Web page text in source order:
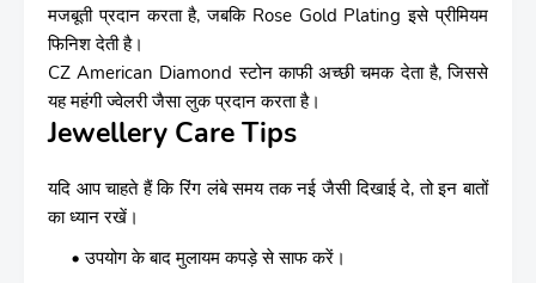
मजबूती प्रदान करता है, जबकि Rose Gold Plating इसे प्रीमियम
फिनिश देती है।
CZ American Diamond स्टोन काफी अच्छी चमक देता है, जिससे
यह महंगी ज्वेलरी जैसा लुक प्रदान करता है।
Jewellery Care Tips
यदि आप चाहते हैं कि रिंग लंबे समय तक नई जैसी दिखाई दे, तो इन बातों
का ध्यान रखें।
उपयोग के बाद मुलायम कपड़े से साफ करें।